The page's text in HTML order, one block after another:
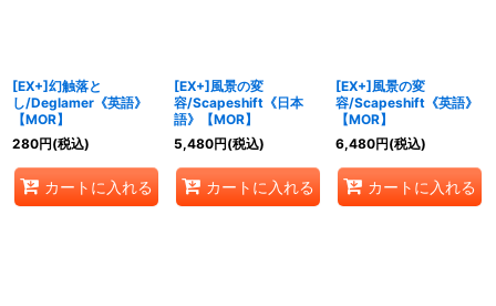
[EX+]幻触落と
し/Deglamer《英語》
【MOR】
280円(税込)
カートに入れる
[EX+]風景の変
容/Scapeshift《日本
語》【MOR】
5,480円(税込)
カートに入れる
[EX+]風景の変
容/Scapeshift《英語》
【MOR】
6,480円(税込)
カートに入れる